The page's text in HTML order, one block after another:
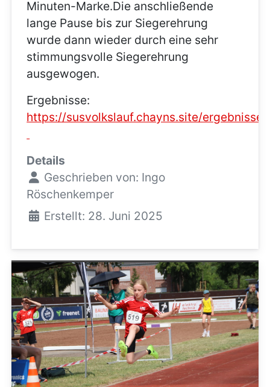
Minuten-Marke.Die anschließende
lange Pause bis zur Siegerehrung
wurde dann wieder durch eine sehr
stimmungsvolle Siegerehrung
ausgewogen.
Ergebnisse:
https://susvolkslauf.chayns.site/ergebnisse
Details
Geschrieben von: Ingo
Röschenkemper
Erstellt: 28. Juni 2025